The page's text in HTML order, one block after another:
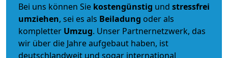
Bei uns können Sie kostengünstig und stressfrei
umziehen, sei es als Beiladung oder als
kompletter Umzug. Unser Partnernetzwerk, das
wir über die Jahre aufgebaut haben, ist
deutschlandweit und sogar international